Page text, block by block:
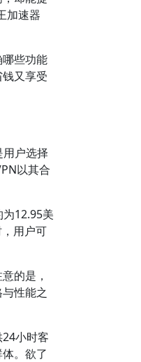
加速器
些功能
又享受
户选择
以其合
12.95美
用户可
的是，
性能之
小时客
。欲了